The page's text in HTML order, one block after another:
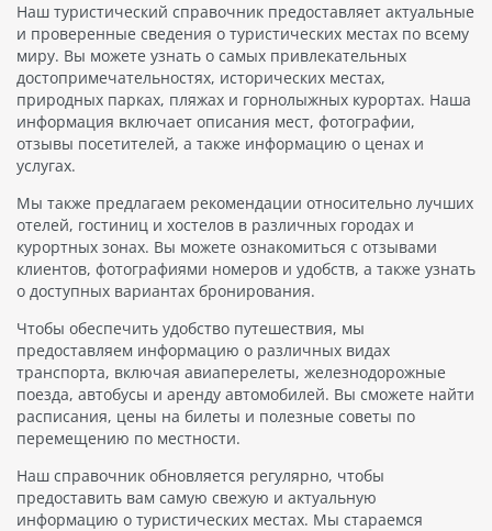
Наш туристический справочник предоставляет актуальные
и проверенные сведения о туристических местах по всему
миру. Вы можете узнать о самых привлекательных
достопримечательностях, исторических местах,
природных парках, пляжах и горнолыжных курортах. Наша
информация включает описания мест, фотографии,
отзывы посетителей, а также информацию о ценах и
услугах.
Мы также предлагаем рекомендации относительно лучших
отелей, гостиниц и хостелов в различных городах и
курортных зонах. Вы можете ознакомиться с отзывами
клиентов, фотографиями номеров и удобств, а также узнать
о доступных вариантах бронирования.
Чтобы обеспечить удобство путешествия, мы
предоставляем информацию о различных видах
транспорта, включая авиаперелеты, железнодорожные
поезда, автобусы и аренду автомобилей. Вы сможете найти
расписания, цены на билеты и полезные советы по
перемещению по местности.
Наш справочник обновляется регулярно, чтобы
предоставить вам самую свежую и актуальную
информацию о туристических местах. Мы стараемся